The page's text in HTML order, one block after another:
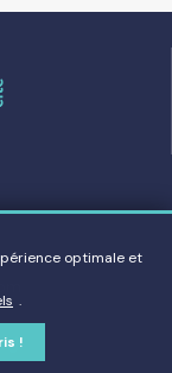
optimale et
.
!